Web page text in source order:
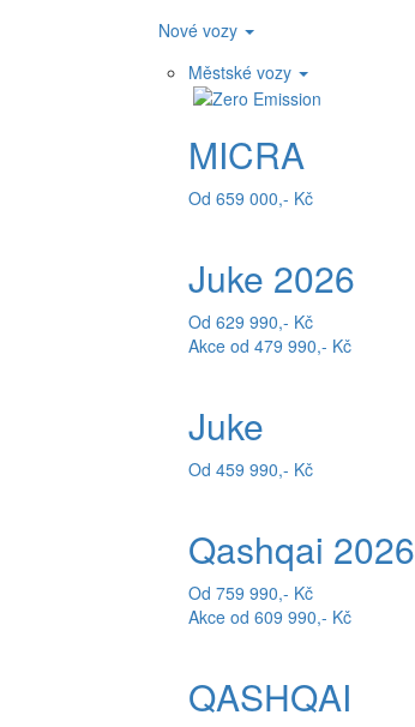
Nové vozy
Městské vozy
MICRA
Od 659 000,- Kč
Juke 2026
Od 629 990,- Kč
Akce od 479 990,- Kč
Juke
Od 459 990,- Kč
Qashqai 2026
Od 759 990,- Kč
Akce od 609 990,- Kč
QASHQAI